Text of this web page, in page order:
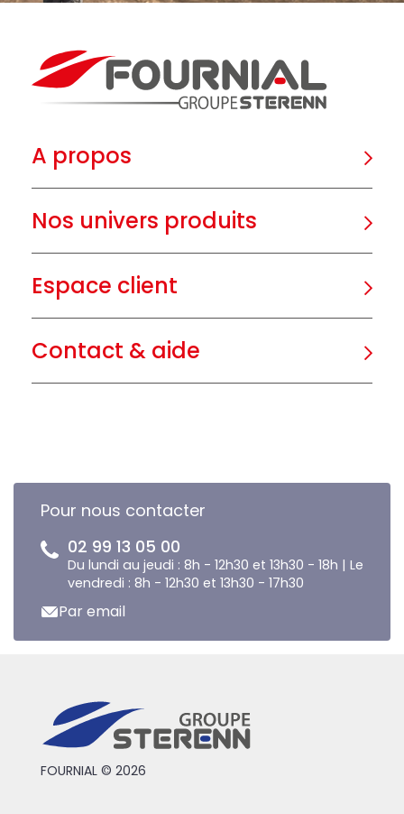
A propos
Nos univers produits
Espace client
Contact & aide
Pour nous contacter
02 99 13 05 00
Du lundi au jeudi : 8h - 12h30 et 13h30 - 18h | Le
vendredi : 8h - 12h30 et 13h30 - 17h30
Par email
FOURNIAL © 2026